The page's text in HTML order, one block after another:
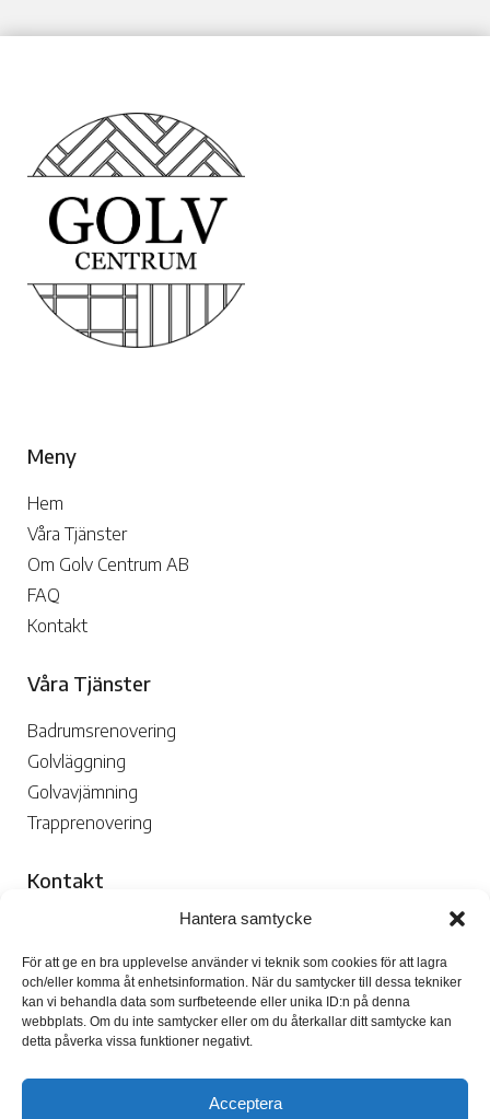
Hantera samtycke
För att ge en bra upplevelse använder vi teknik som cookies för att lagra
och/eller komma åt enhetsinformation. När du samtycker till dessa tekniker
kan vi behandla data som surfbeteende eller unika ID:n på denna
webbplats. Om du inte samtycker eller om du återkallar ditt samtycke kan
detta påverka vissa funktioner negativt.
Acceptera
Meny
Hem
Våra Tjänster
Om Golv Centrum AB
FAQ
Kontakt
Våra Tjänster
Badrumsrenovering
Golvläggning
Golvavjämning
Trapprenovering
Kontakt
 070-109 29 02